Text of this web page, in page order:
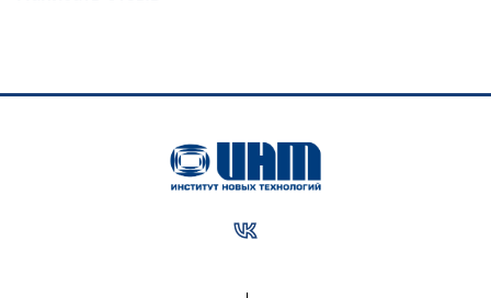
(горячая линия, бесплатно по РФ), 8(903) 614 8579